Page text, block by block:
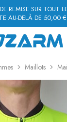
REMISE SUR TOUT
AU-DELÀ DE 50,00
Maillots